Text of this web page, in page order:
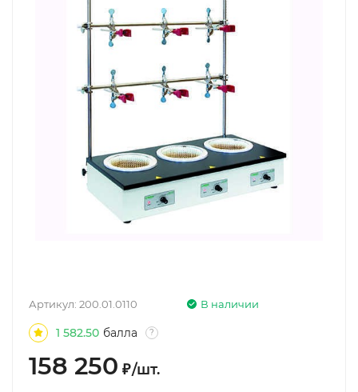
В наличии
Артикул: 200.01.0110
1 582.50 балла ?
158 250 ₽/шт.